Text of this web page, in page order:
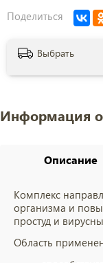
Поделиться
Выбрать
Информация о
Описание
Комплекс
организма и
простуд и
Область